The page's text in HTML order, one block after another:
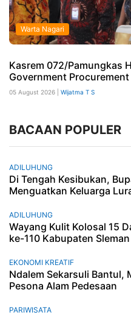
Warta Nagari
Kasrem 072/Pamungkas
Government
05 August 2026 | Wijatma T S
BACAAN POPULER
ADILUHUNG
Di Tengah Kesibukan,
Menguatkan Keluarga
ADILUHUNG
Wayang Kulit Kolosal 15
ke-110 Kabupaten Sleman
EKONOMI KREATIF
Ndalem Sekarsuli Bantul,
Pesona Alam Pedesaan
PARIWISATA